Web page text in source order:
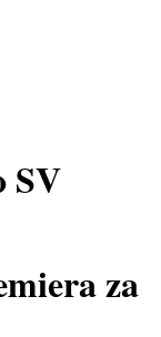
SV
za